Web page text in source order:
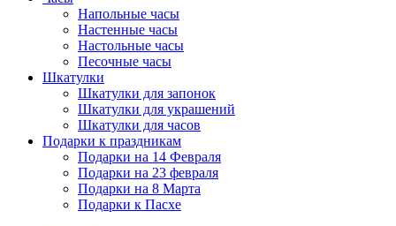
Напольные часы
Настенные часы
Настольные часы
Песочные часы
Шкатулки
Шкатулки для запонок
Шкатулки для украшений
Шкатулки для часов
Подарки к праздникам
Подарки на 14 Февраля
Подарки на 23 февраля
Подарки на 8 Марта
Подарки к Пасхе